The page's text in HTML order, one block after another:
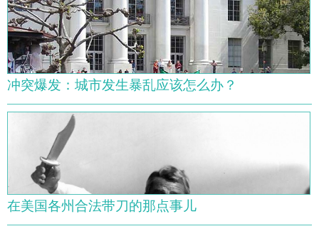
冲突爆发：城市发生暴乱应该怎么办？
在美国各州合法带刀的那点事儿